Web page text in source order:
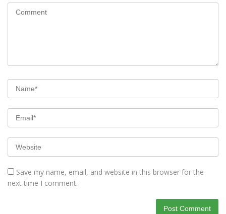
Save my name, email, and website in this browser for the
next time I comment.